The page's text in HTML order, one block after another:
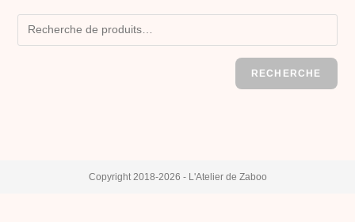
RECHERCHE
Copyright 2018-2026 - L'Atelier de Zaboo